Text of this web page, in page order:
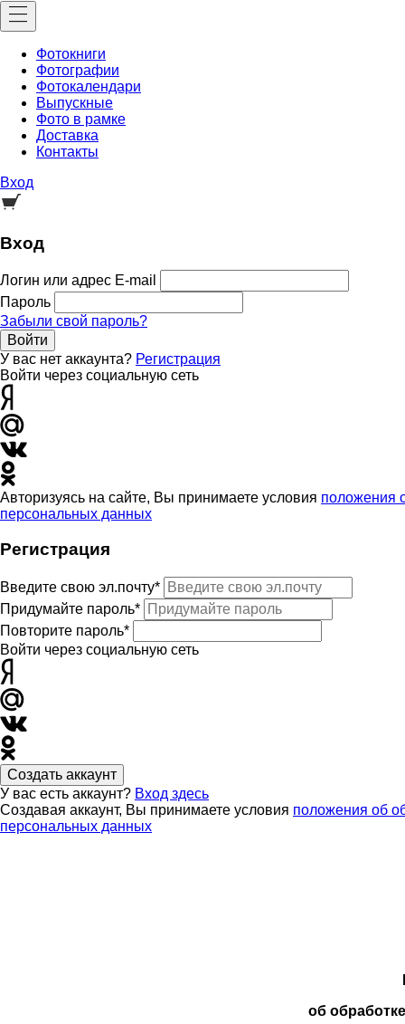
Фотокниги
Фотографии
Фотокалендари
Выпускные
Фото в рамке
Доставка
Контакты
Вход
Вход
Логин или адрес E-mail
Пароль
Забыли свой пароль?
Войти
У вас нет аккаунта? Регистрация
Войти через социальную сеть
Авторизуясь на сайте, Вы принимаете условия положения
персональных данных
Регистрация
Введите свою эл.почту*
Придумайте пароль*
Повторите пароль*
Войти через социальную сеть
Создать аккаунт
У вас есть аккаунт? Вход здесь
Создавая аккаунт, Вы принимаете условия положения об
персональных данных
об